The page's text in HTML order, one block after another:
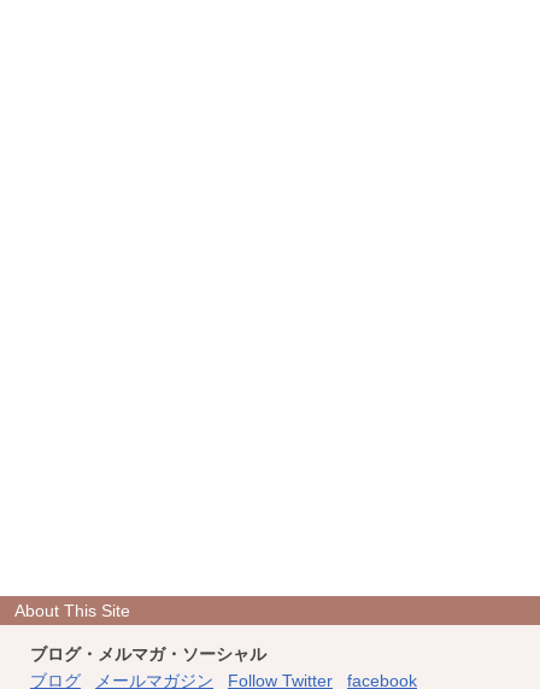
About This Site
ブログ・メルマガ・ソーシャル
ブログ
メールマガジン Follow Twitter facebook